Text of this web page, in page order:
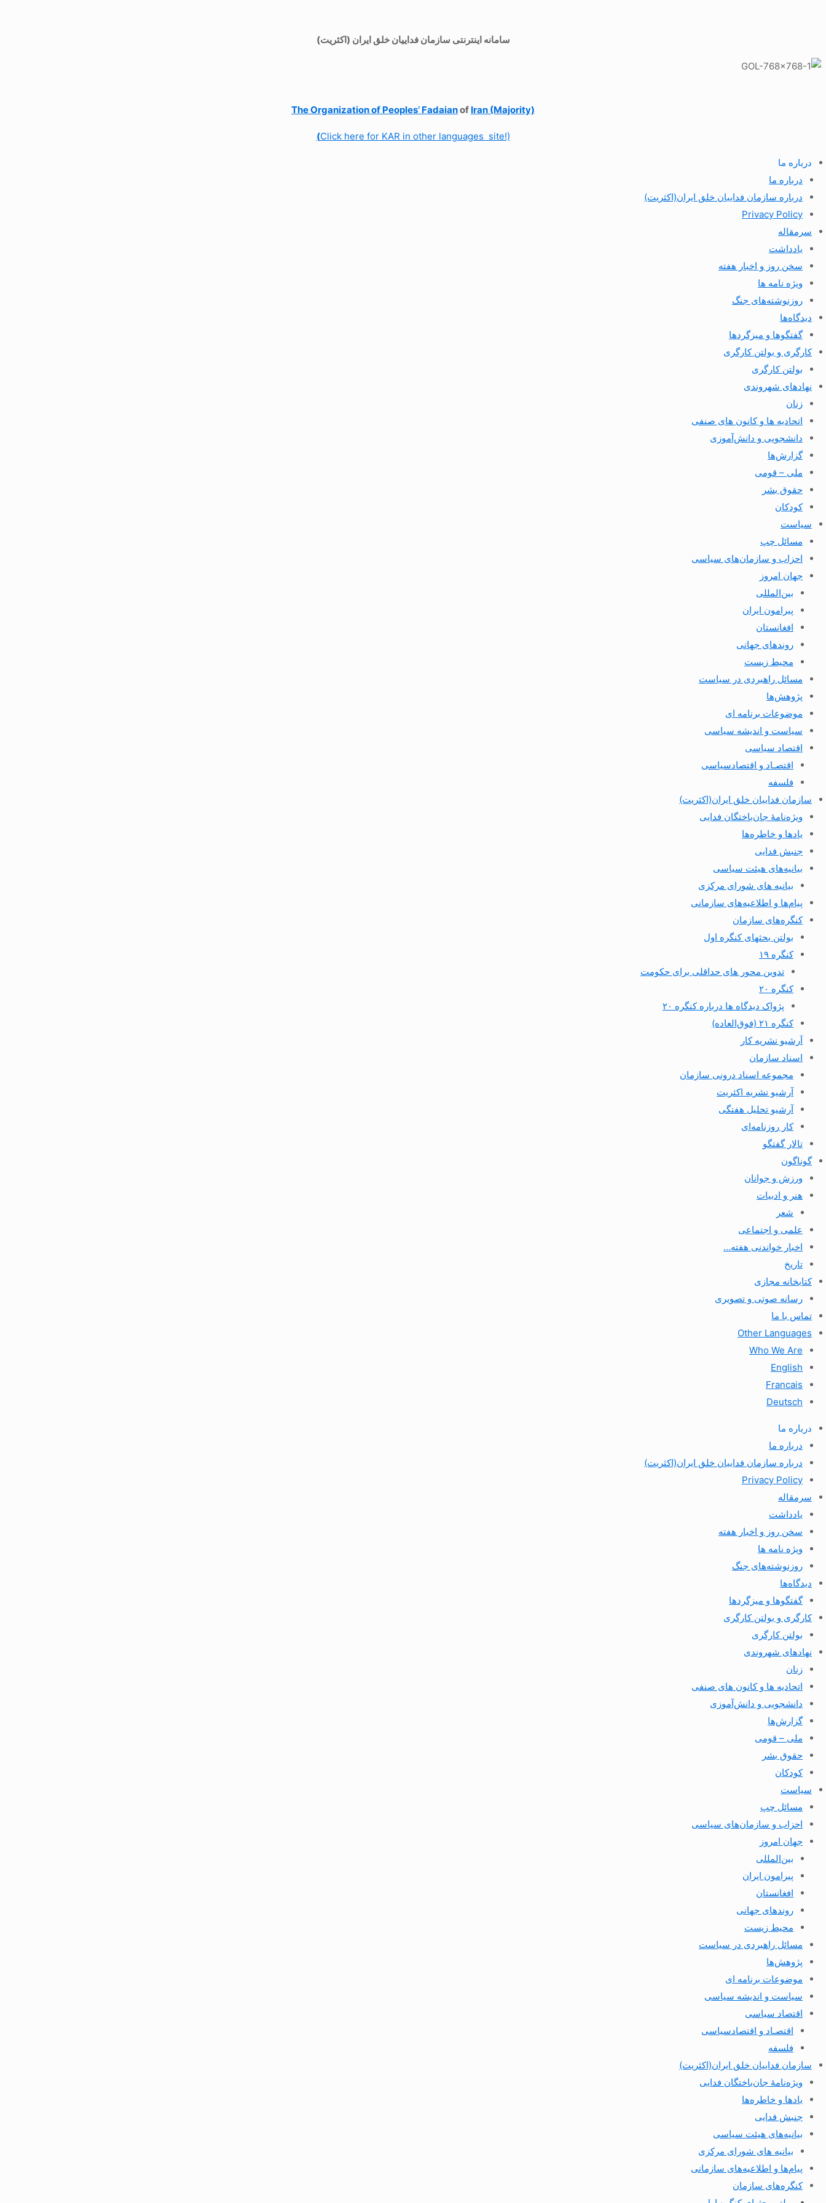
سامانه اینترنتی سازمان فداییان خلق ایران (اکثریت)
The Organization of Peoples’ Fadaianof Iran (Majority)
(Click here for KAR in other languages site!)
درباره ما
درباره ما
درباره سازمان فداییان خلق ایران(اکثریت)
Privacy Policy
سرمقاله
یادداشت
سخن روز و اخبار هفته
ویژه نامه ها
روزنوشته‌های جنگ
دیدگاه‌ها
گفتگوها و میزگردها
کارگری و بولتن کارگری
بولتن کارگری
نهادهای شهروندی
زنان
اتحادیه ها و کانون های صنفی
دانشجویی و دانش‌آموزی
گزارش‌ها
ملی – قومی
حقوق بشر
کودکان
سیاست
مسائل چپ
احزاب و سازمان‌های سیاسی
جهان امروز
بین‌المللی
پیرامون ایران
افغانستان
روندهای جهانی
محیط زیست
مسائل راهبردی در سیاست
پژوهش‌ها
موضوعات برنامه ای
سیاست و اندیشه سیاسی
اقتصاد سیاسی
اقتصـاد و اقتصاد‌سیاسی
فلسفه
سازمان فداییان خلق ایران(اکثریت)
ویژه‌نامهٔ جان‌باختگان فدایی
یادها و خاطره‌ها
جنبش فدایی
بیانیه‌های هیئت سیاسی
بیانیه های شورای مرکزی
پیام‌ها و اطلاعیه‌های سازمانی
کنگره‌های سازمان
بولتن بحثهای کنگره اول
کنگره ۱۹
تدوین محور های حداقلی برای حکومت
کنگره ۲۰
پژواک دیدگاه ها درباره کنگره ۲۰
کنگره ۲۱ (فوق‌العاده)
آرشیو نشریه کار
اسناد سازمان
مجموعه اسناد درونی سازمان
آرشیو نشریه اکثریت
آرشیو تحلیل هفتگی
کار روزنامه‌ای
تالار گفتگو
گوناگون
ورزش و جوانان
هنر و ادبیات
شعر
علمی و اجتماعی
اخبار خواندنی هفته…
تاریخ
کتابخانه مجازی
رسانه صوتی و تصویری
تماس با ما
Other Languages
Who We Are
English
Francais
Deutsch
درباره ما
درباره ما
درباره سازمان فداییان خلق ایران(اکثریت)
Privacy Policy
سرمقاله
یادداشت
سخن روز و اخبار هفته
ویژه نامه ها
روزنوشته‌های جنگ
دیدگاه‌ها
گفتگوها و میزگردها
کارگری و بولتن کارگری
بولتن کارگری
نهادهای شهروندی
زنان
اتحادیه ها و کانون های صنفی
دانشجویی و دانش‌آموزی
گزارش‌ها
ملی – قومی
حقوق بشر
کودکان
سیاست
مسائل چپ
احزاب و سازمان‌های سیاسی
جهان امروز
بین‌المللی
پیرامون ایران
افغانستان
روندهای جهانی
محیط زیست
مسائل راهبردی در سیاست
پژوهش‌ها
موضوعات برنامه ای
سیاست و اندیشه سیاسی
اقتصاد سیاسی
اقتصـاد و اقتصاد‌سیاسی
فلسفه
سازمان فداییان خلق ایران(اکثریت)
ویژه‌نامهٔ جان‌باختگان فدایی
یادها و خاطره‌ها
جنبش فدایی
بیانیه‌های هیئت سیاسی
بیانیه های شورای مرکزی
پیام‌ها و اطلاعیه‌های سازمانی
کنگره‌های سازمان